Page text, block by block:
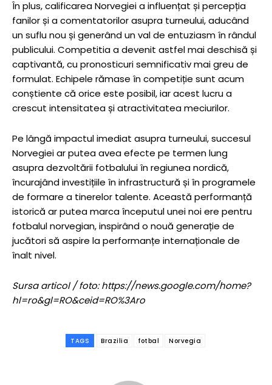
În plus, calificarea Norvegiei a influențat și percepția
fanilor și a comentatorilor asupra turneului, aducând
un suflu nou și generând un val de entuziasm în rândul
publicului. Competitia a devenit astfel mai deschisă și
captivantă, cu pronosticuri semnificativ mai greu de
formulat. Echipele rămase în competiție sunt acum
conștiente că orice este posibil, iar acest lucru a
crescut intensitatea și atractivitatea meciurilor.
Pe lângă impactul imediat asupra turneului, succesul
Norvegiei ar putea avea efecte pe termen lung
asupra dezvoltării fotbalului în regiunea nordică,
încurajând investițiile în infrastructură și în programele
de formare a tinerelor talente. Această performanță
istorică ar putea marca începutul unei noi ere pentru
fotbalul norvegian, inspirând o nouă generație de
jucători să aspire la performanțe internaționale de
înalt nivel.
Sursa articol / foto: https://news.google.com/home?
hl=ro&gl=RO&ceid=RO%3Aro
TAGS Brazilia fotbal Norvegia